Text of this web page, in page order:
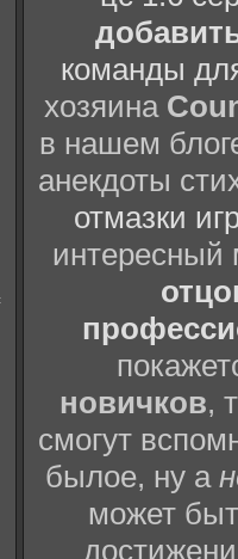
команды
хозяина
в нашем
анекдоты
отмазки
интересный
новичков,
смогут
былое, ну а
может